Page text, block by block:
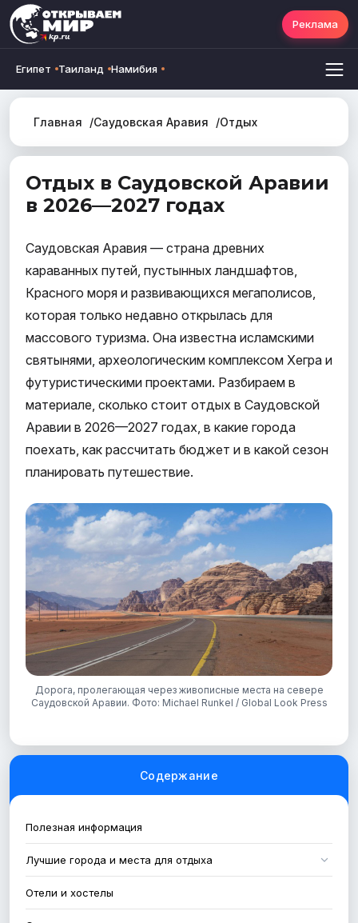
Египет Таиланд Намибия
Реклама
Главная Саудовская Аравия Отдых
Отдых в Саудовской Аравии
в 2026—2027 годах
Саудовская Аравия — страна древних
караванных путей, пустынных ландшафтов,
Красного моря и развивающихся мегаполисов,
которая только недавно открылась для
массового туризма. Она известна исламскими
святынями, археологическим комплексом Хегра и
футуристическими проектами. Разбираем в
материале, сколько стоит отдых в Саудовской
Аравии в 2026—2027 годах, в какие города
поехать, как рассчитать бюджет и в какой сезон
планировать путешествие.
Дорога, пролегающая через живописные места на севере
Саудовской Аравии. Фото: Michael Runkel / Global Look Press
Содержание
Полезная информация
Лучшие города и места для отдыха
Эр-Рияд
Отели и хостелы